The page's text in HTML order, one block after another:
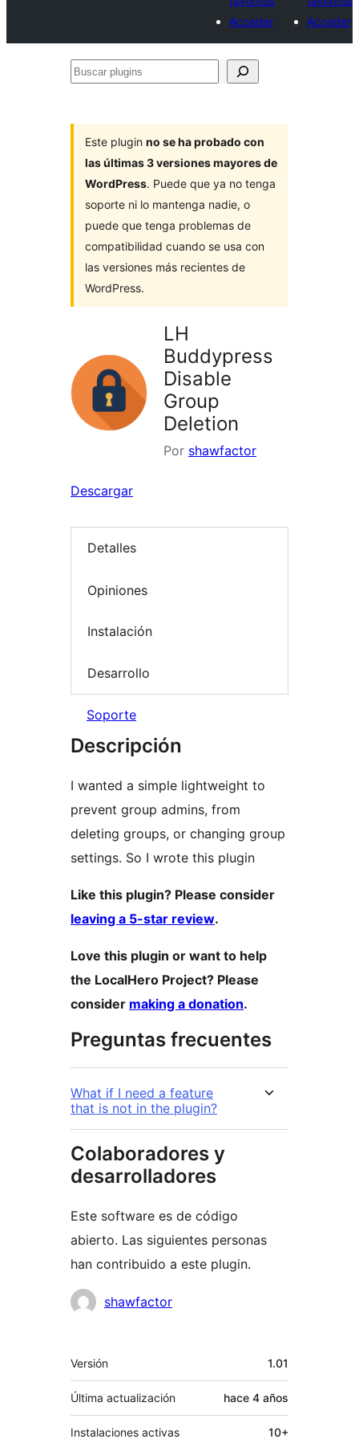
Acceder
Acceder
Buscar
Este plugin no se ha probado con
las últimas 3 versiones mayores de
WordPress. Puede que ya no tenga
soporte ni lo mantenga nadie, o
puede que tenga problemas de
compatibilidad cuando se usa con
las versiones más recientes de
WordPress.
LH
Buddypress
Disable
Group
Deletion
Por shawfactor
Descargar
Detalles
Opiniones
Instalación
Desarrollo
Soporte
Descripción
I wanted a simple lightweight to
prevent group admins, from
deleting groups, or changing group
settings. So I wrote this plugin
Like this plugin? Please consider
leaving a 5-star review.
Love this plugin or want to help
the LocalHero Project? Please
consider making a donation.
Preguntas frecuentes
What if I need a feature
that is not in the plugin?
Colaboradores y
desarrolladores
Este software es de código
abierto. Las siguientes personas
han contribuido a este plugin.
Colaboradores
shawfactor
Meta
Versión 1.01
Última actualización hace 4 años
Instalaciones activas 10+